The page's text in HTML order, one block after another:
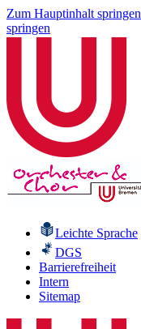
Zum Hauptinhalt springen
springen
Leichte Sprache
DGS
Barrierefreiheit
Intern
Sitemap